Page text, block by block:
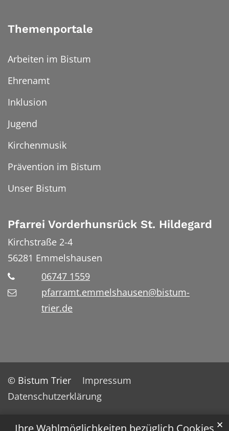
✕
Themenportale
Arbeiten im Bistum
Ehrenamt
Inklusion
Jugend
Kirchenmusik
Prävention im Bistum
Unser Bistum
Pfarrei Vorderhunsrück St. Hildegard
Kirchstraße 2-4
56281 Emmelshausen
06747 1559
pfarramt.emmelshausen@bistum-
trier.de
© Bistum Trier
Impressum
Datenschutzerklärung